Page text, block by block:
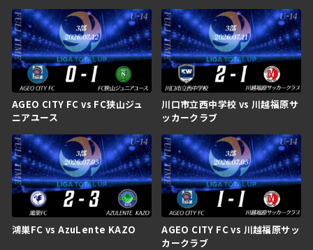
AGEO CITY FC vs FC狭山ジュ
ニアユース
川口市立西中学校 vs 川越福原サ
ッカークラブ
鴻巣FC vs AzuLente KAZO
AGEO CITY FC vs 川越福原サッ
カークラブ